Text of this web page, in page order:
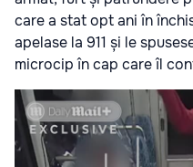
care a stat opt ani în
apelase la 911 și le
microcip în cap care îl